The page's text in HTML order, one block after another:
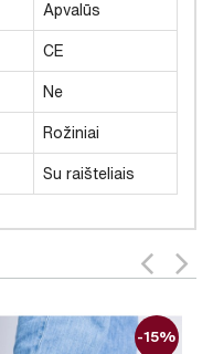
Apvalūs
CE
Ne
Rožiniai
Su raišteliais
-15%